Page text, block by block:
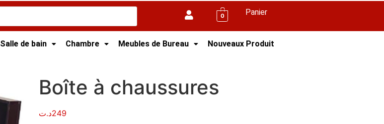
0 Panier
Salle de bain Chambre Meubles de Bureau Nouveaux Produit
Boîte à chaussures
249د.ت